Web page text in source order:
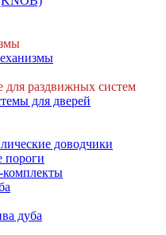
раздвижных систем
для дверей
доводчики
пороги
дуба